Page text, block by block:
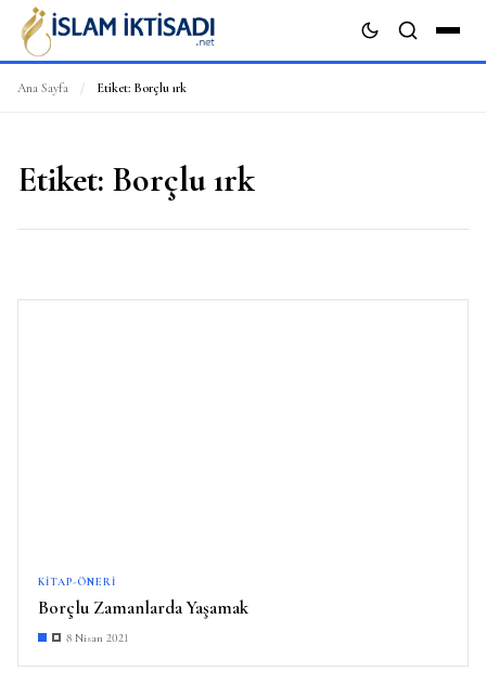
Ana Sayfa / Etiket: Borçlu ırk
Etiket: Borçlu ırk
KITAP-ÖNERI
Borçlu Zamanlarda Yaşamak
8 Nisan 2021